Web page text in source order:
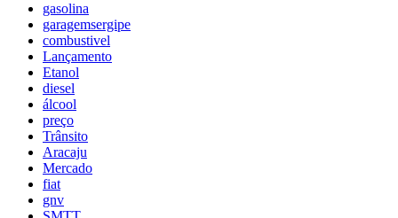
gasolina
garagemsergipe
combustivel
Lançamento
Etanol
diesel
álcool
preço
Trânsito
Aracaju
Mercado
fiat
gnv